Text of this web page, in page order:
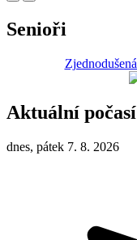
Senioři
Aktuální počasí
dnes, pátek 7. 8. 2026